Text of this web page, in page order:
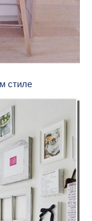
стиле